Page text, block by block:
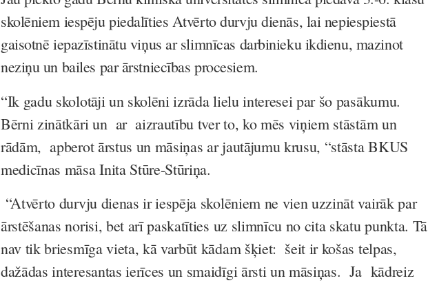
skolēniem iespēju piedalīties Atvērto durvju dienās, lai nepiespiestā
gaisotnē iepazīstinātu viņus ar slimnīcas darbinieku ikdienu, mazinot
neziņu un bailes par ārstniecības procesiem.
“Ik gadu skolotāji un skolēni izrāda lielu interesei par šo pasākumu.
Bērni zinātkāri un ar aizrautību tver to, ko mēs viņiem stāstām un
rādām, apberot ārstus un māsiņas ar jautājumu krusu, “stāsta BKUS
medicīnas māsa Inita Stūre-Stūriņa.
“Atvērto durvju dienas ir iespēja skolēniem ne vien uzzināt vairāk par
ārstēšanas norisi, bet arī paskatīties uz slimnīcu no cita skatu punkta. Tā
nav tik briesmīga vieta, kā varbūt kādam šķiet: šeit ir košas telpas,
dažādas interesantas ierīces un smaidīgi ārsti un māsiņas. Ja kādreiz